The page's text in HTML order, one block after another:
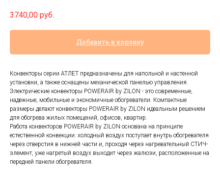
3740,00 руб.
Добавить в корзину
Конвекторы серии АТЛЕТ предназначены для напольной и настенной
установки, а также оснащены механической панелью управления.
Электрические конвекторы POWERAIR by ZILON - это современные,
надежные, мобильные и экономичные обогреватели. Компактные
размеры делают конвекторы POWERAIR by ZILON идеальным решением
для обогрева жилых помещений, офисов, квартир.
Работа конвекторов POWERAIR by ZILON основана на принципе
естественной конвекции: холодный воздух поступает внутрь обогревателя
через отверстия в нижней части и, проходя через нагревательный СТИЧ-
элемент, уже нагретый воздух выходит через жалюзи, расположенные на
передней панели обогревателя.